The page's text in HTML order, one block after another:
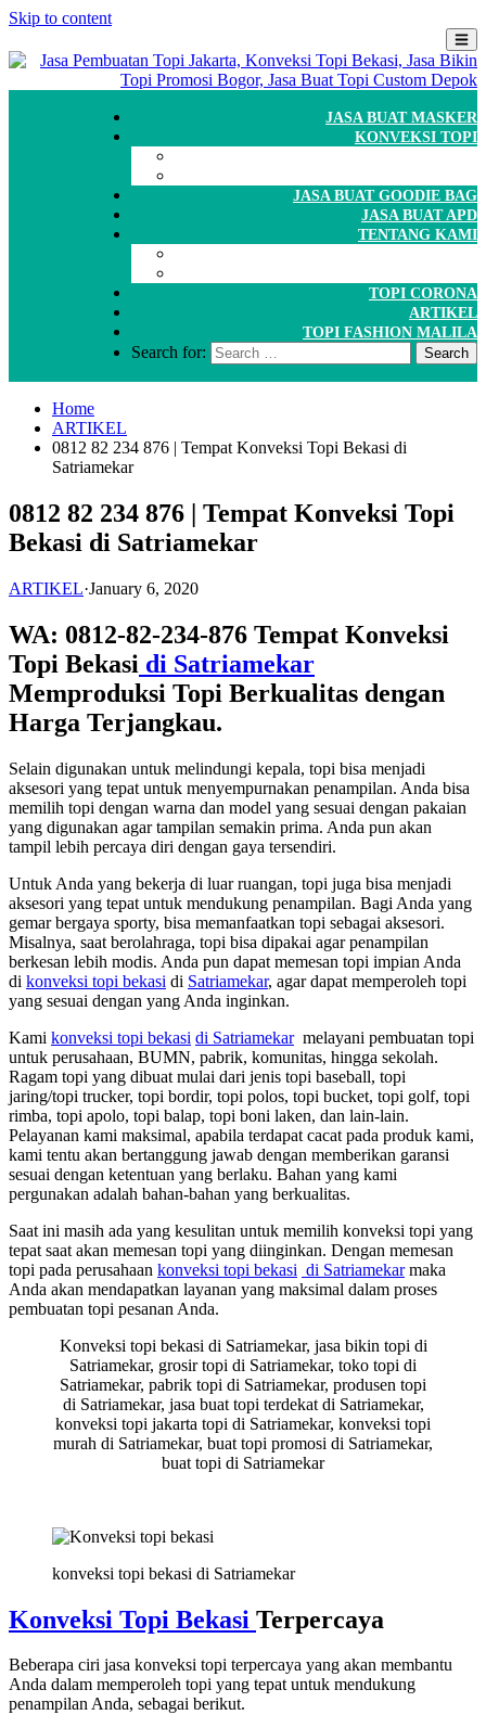
Skip to content
JASA BUAT MASKER
KONVEKSI TOPI
JASA BUAT GOODIE BAG
JASA BUAT APD
TENTANG KAMI
TOPI CORONA
ARTIKEL
TOPI FASHION MALILA
Search for:
Home
ARTIKEL
0812 82 234 876 | Tempat Konveksi Topi Bekasi di
Satriamekar
0812 82 234 876 | Tempat Konveksi Topi
Bekasi di Satriamekar
ARTIKEL·January 6, 2020
WA: 0812-82-234-876 Tempat Konveksi
Topi Bekasi di Satriamekar
Memproduksi Topi Berkualitas dengan
Harga Terjangkau.
Selain digunakan untuk melindungi kepala, topi bisa menjadi
aksesori yang tepat untuk menyempurnakan penampilan. Anda bisa
memilih topi dengan warna dan model yang sesuai dengan pakaian
yang digunakan agar tampilan semakin prima. Anda pun akan
tampil lebih percaya diri dengan gaya tersendiri.
Untuk Anda yang bekerja di luar ruangan, topi juga bisa menjadi
aksesori yang tepat untuk mendukung penampilan. Bagi Anda yang
gemar bergaya sporty, bisa memanfaatkan topi sebagai aksesori.
Misalnya, saat berolahraga, topi bisa dipakai agar penampilan
berkesan lebih modis. Anda pun dapat memesan topi impian Anda
di konveksi topi bekasi di Satriamekar, agar dapat memperoleh topi
yang sesuai dengan yang Anda inginkan.
Kami konveksi topi bekasi di Satriamekarmelayani pembuatan topi
untuk perusahaan, BUMN, pabrik, komunitas, hingga sekolah.
Ragam topi yang dibuat mulai dari jenis topi baseball, topi
jaring/topi trucker, topi bordir, topi polos, topi bucket, topi golf, topi
rimba, topi apolo, topi balap, topi boni laken, dan lain-lain.
Pelayanan kami maksimal, apabila terdapat cacat pada produk kami,
kami tentu akan bertanggung jawab dengan memberikan garansi
sesuai dengan ketentuan yang berlaku. Bahan yang kami
pergunakan adalah bahan-bahan yang berkualitas.
Saat ini masih ada yang kesulitan untuk memilih konveksi topi yang
tepat saat akan memesan topi yang diinginkan. Dengan memesan
topi pada perusahaan konveksi topi bekasi di Satriamekarmaka
Anda akan mendapatkan layanan yang maksimal dalam proses
pembuatan topi pesanan Anda.
Konveksi topi bekasi di Satriamekar, jasa bikin topi di
Satriamekar, grosir topi di Satriamekar, toko topi di
Satriamekar, pabrik topi di Satriamekar, produsen topi
di Satriamekar, jasa buat topi terdekat di Satriamekar,
konveksi topi jakarta topi di Satriamekar, konveksi topi
murah di Satriamekar, buat topi promosi di Satriamekar,
buat topi di Satriamekar
konveksi topi bekasi di Satriamekar
Konveksi Topi Bekasi Terpercaya
Beberapa ciri jasa konveksi topi terpercaya yang akan membantu
Anda dalam memperoleh topi yang tepat untuk mendukung
penampilan Anda, sebagai berikut.